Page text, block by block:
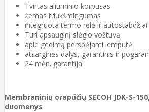
Tvirtas aliuminio korpusas
žemas triukšmingumas
integruota termo rėlė ir autostabdžiai
Turi apsauginį slėgio vožtuvą
apie gedimą perspėjanti lemputė
atsarginės dalys, garantinis ir
24 mėn. garantija
Membraninių orapūčių SECOH JDK-S-
duomenys